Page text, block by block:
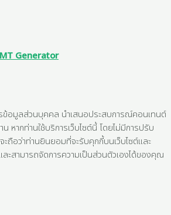
MT Generator
รข้อมูลส่วนบุคคล นำเสนอประสบการณ์คอนเทนต์
หากท่านใช้บริการเว็บไซต์นี้ โดยไม่มีการปรับ
ถือว่าท่านยินยอมที่จะรับคุกกี้บนเว็บไซต์และ
ละสามารถจัดการความเป็นส่วนตัวเองได้ของคุณ